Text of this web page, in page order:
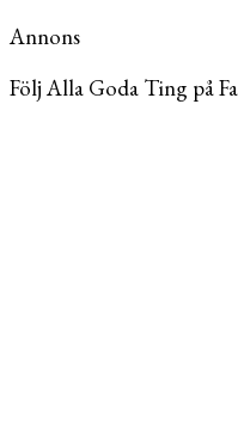
Annons
Följ Alla Goda Ting på